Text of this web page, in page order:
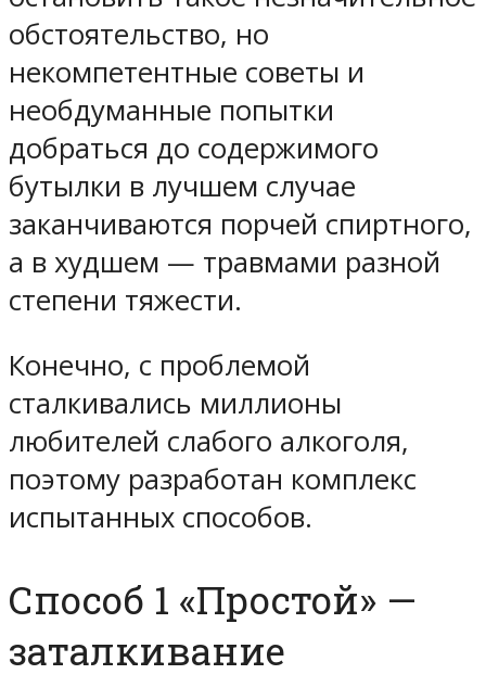
обстоятельство, но
некомпетентные советы и
необдуманные попытки
добраться до содержимого
бутылки в лучшем случае
заканчиваются порчей спиртного,
а в худшем — травмами разной
степени тяжести.
Конечно, с проблемой
сталкивались миллионы
любителей слабого алкоголя,
поэтому разработан комплекс
испытанных способов.
Способ 1 «Простой» —
заталкивание